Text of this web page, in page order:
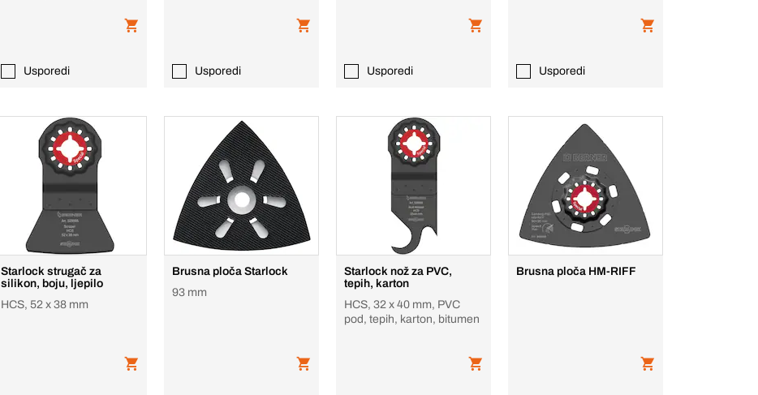
Usporedi Usporedi Usporedi Usporedi
Starlock strugač za
silikon, boju, ljepilo
HCS, 52 x 38 mm
Brusna ploča Starlock
93 mm
Starlock nož za PVC,
tepih, karton
HCS, 32 x 40 mm, PVC
pod, tepih, karton, bitumen
Brusna ploča HM-RIFF